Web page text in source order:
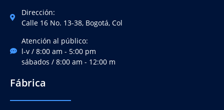
Dirección:
Calle 16 No. 13-38, Bogotá, Col
Atención al público:
l-v / 8:00 am - 5:00 pm
sábados / 8:00 am - 12:00 m
Fábrica